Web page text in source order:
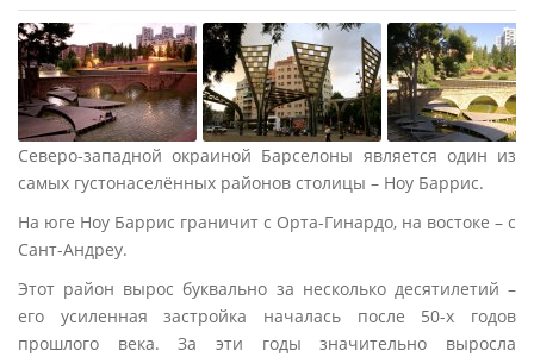
Северо-западной окраиной Барселоны является один из
самых густонаселённых районов столицы – Ноу Баррис.
На юге Ноу Баррис граничит с Орта-Гинардо, на востоке – с
Сант-Андреу.
Этот район вырос буквально за несколько десятилетий –
его усиленная застройка началась после 50-х годов
прошлого века. За эти годы значительно выросла